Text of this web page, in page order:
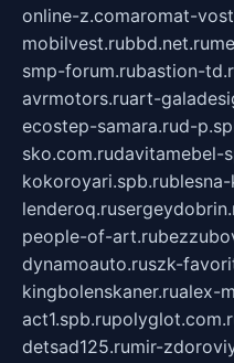
online-z.comaromat-
mobilvest.rubbd.net.ru
smp-forum.rubastion-
avrmotors.ruart-
ecostep-samara.rud-
sko.com.rudavitamebel-
kokoroyari.spb.ru
lenderoq.ru
people-of-art.ru
dynamoauto.ruszk-
kingbolenskaner.rualex-
act1.spb.ru
detsad125.rumir-